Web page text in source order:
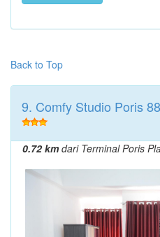
Back to Top
9. Comfy Studio Poris
0.72 kmdari Terminal Poris